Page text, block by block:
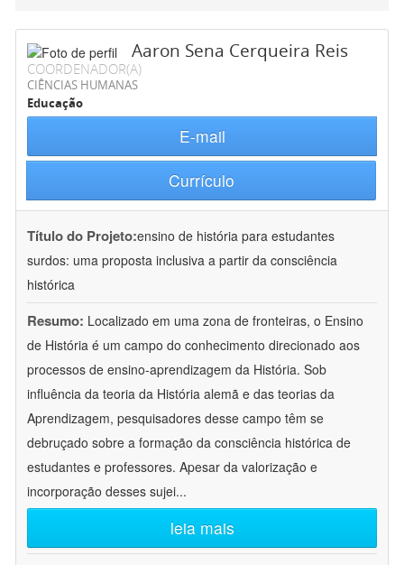
Aaron Sena Cerqueira Reis
COORDENADOR(A)
CIÊNCIAS HUMANAS
Educação
E-mail
Currículo
Título do Projeto:ensino de história para estudantes
surdos: uma proposta inclusiva a partir da consciência
histórica
Resumo: Localizado em uma zona de fronteiras, o Ensino
de História é um campo do conhecimento direcionado aos
processos de ensino-aprendizagem da História. Sob
influência da teoria da História alemã e das teorias da
Aprendizagem, pesquisadores desse campo têm se
debruçado sobre a formação da consciência histórica de
estudantes e professores. Apesar da valorização e
incorporação desses sujei...
leia mais